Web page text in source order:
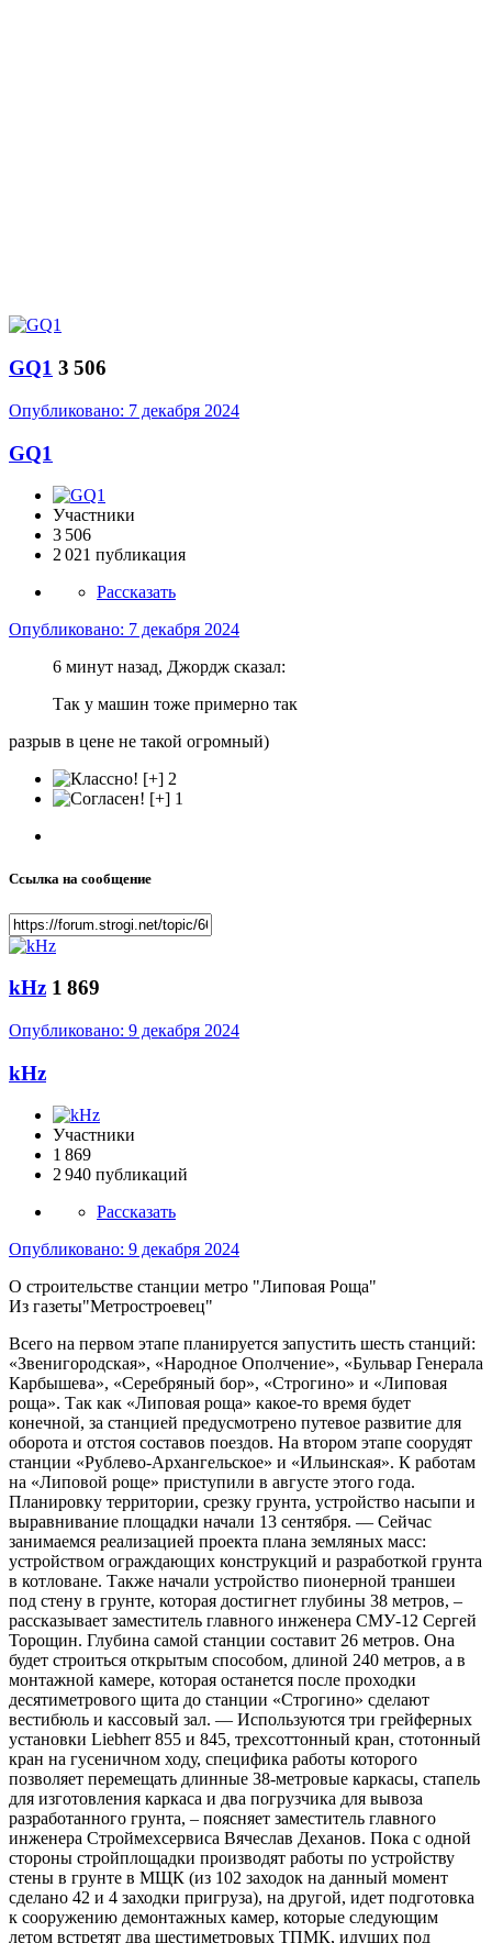
GQ1 3 506
Опубликовано: 7 декабря 2024
GQ1
Участники
3 506
2 021 публикация
Рассказать
Опубликовано: 7 декабря 2024
6 минут назад, Джордж сказал:
Так у машин тоже примерно так
разрыв в цене не такой огромный)
2
1
Ссылка на сообщение
kHz 1 869
Опубликовано: 9 декабря 2024
kHz
Участники
1 869
2 940 публикаций
Рассказать
Опубликовано: 9 декабря 2024
О строительстве станции метро "Липовая Роща"
Из газеты"Метростроевец"
Всего на первом этапе планируется запустить шесть станций:
«Звенигородская», «Народное Ополчение», «Бульвар Генерала
Карбышева», «Серебряный бор», «Строгино» и «Липовая
роща». Так как «Липовая роща» какое-то время будет
конечной, за станцией предусмотрено путевое развитие для
оборота и отстоя составов поездов. На втором этапе соорудят
станции «Рублево-Архангельское» и «Ильинская». К работам
на «Липовой роще» приступили в августе этого года.
Планировку территории, срезку грунта, устройство насыпи и
выравнивание площадки начали 13 сентября. — Сейчас
занимаемся реализацией проекта плана земляных масс:
устройством ограждающих конструкций и разработкой грунта
в котловане. Также начали устройство пионерной траншеи
под стену в грунте, которая достигнет глубины 38 метров, –
рассказывает заместитель главного инженера СМУ-12 Сергей
Торощин. Глубина самой станции составит 26 метров. Она
будет строиться открытым способом, длиной 240 метров, а в
монтажной камере, которая останется после проходки
десятиметрового щита до станции «Строгино» сделают
вестибюль и кассовый зал. — Используются три грейферных
установки Liebherr 855 и 845, трехсоттонный кран, стотонный
кран на гусеничном ходу, специфика работы которого
позволяет перемещать длинные 38-метровые каркасы, стапель
для изготовления каркаса и два погрузчика для вывоза
разработанного грунта, – поясняет заместитель главного
инженера Строймехсервиса Вячеслав Деханов. Пока с одной
стороны стройплощадки производят работы по устройству
стены в грунте в МЩК (из 102 заходок на данный момент
сделано 42 и 4 заходки пригруза), на другой, идет подготовка
к сооружению демонтажных камер, которые следующим
летом встретят два шестиметровых ТПМК, идущих под